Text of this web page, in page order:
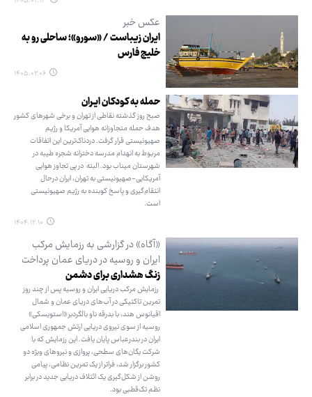
عکس خبر
ایران زیباست / «سورو»؛ ساحلی رو به
خلیج فارس
۱۴۰۵.۰۲.۰۶
حمله به کودکان ایـران
صبح روز گذشته نقاطی از تهران و برخی شهرهای کشور
هدف حمله متجاوزانه هوایی آمریکا و رژیم
صهیونیستی قرار گرفت. دردناک‌ترین این اتفاقات
مربوط به انهدام مدرسه دخترانه شجره طیبه در
شهرستان میناب بود. البته در پی تجاوز هوایی
آمریکایی-صهیونیستی به تهران، ایران درحال
انتقام‌گیری و پاسخ کوبنده به رژیم صهیونیستی
است.
۱۴۰۴.۱۲.۱۰
«آگاه» در گزارشی به رزمایش مرکب
ایران و روسیه در دریای عمان پرداخت
زنگ هشداری برای دشمن
رزمایش مرکب دریایی ایران و روسیه پس از چند روز
تمرین تاکتیکی در آب‌های دریای عمان و شمال
اقیانوس هند، با بدرقه ناو بالگردبر «استویسکی»
روسیه از سوی نیروی دریایی ارتش جمهوری اسلامی
ایران در بندرعباس پایان یافت. این رزمایش که با
شرکت یگان‌های سطحی، پروازی و نیروهای ویژه دو
کشور برگزار شد، فراتر از یک تمرین نظامی، پیامی
روشن از شکل‌گیری یک ائتلاف دریایی جدید در برابر
نظم تک‌قطبی بود.